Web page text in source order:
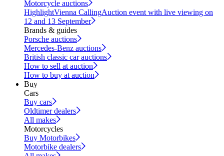
Motorcycle auctions
HighlightVienna CallingAuction event with live viewing on
12 and 13 September
Brands & guides
Porsche auctions
Mercedes-Benz auctions
British classic car auctions
How to sell at auction
How to buy at auction
Buy
Cars
Buy cars
Oldtimer dealers
All makes
Motorcycles
Buy Motorbikes
Motorbike dealers